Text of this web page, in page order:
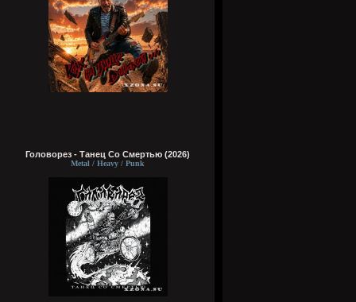
Головорез - Tанец Со Смертью (2026)
Metal / Heavy / Punk